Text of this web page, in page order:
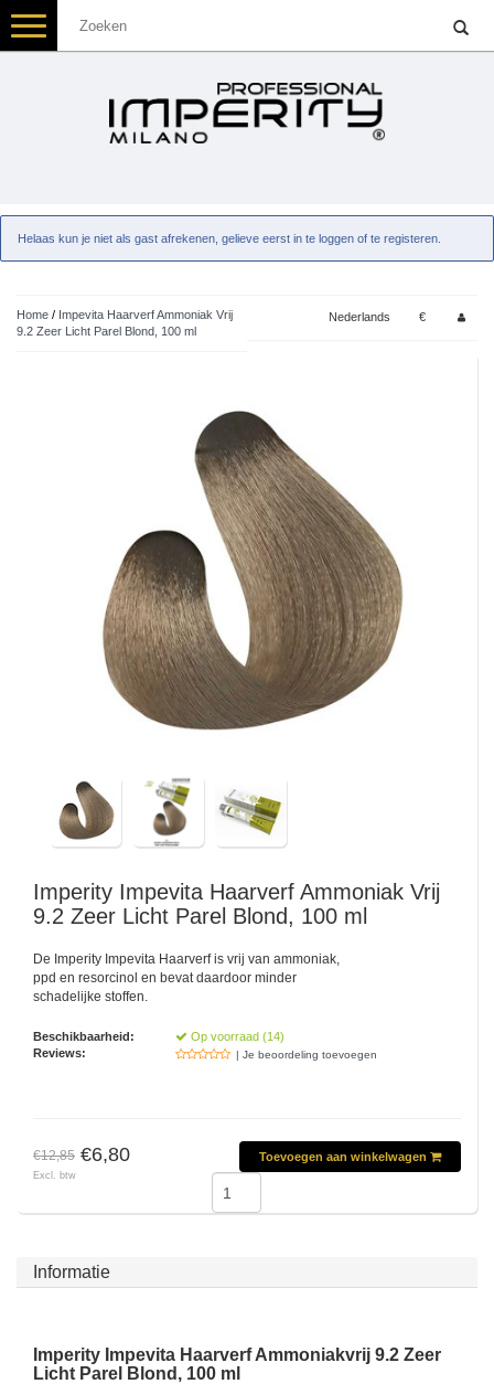
Toggle
navigation
Helaas kun je niet als gast afrekenen, gelieve eerst in te loggen of te registeren.
Home / Impevita Haarverf Ammoniak Vrij
9.2 Zeer Licht Parel Blond, 100 ml
Nederlands €
Imperity Impevita Haarverf Ammoniak Vrij
9.2 Zeer Licht Parel Blond, 100 ml
De Imperity Impevita Haarverf is vrij van ammoniak,
ppd en resorcinol en bevat daardoor minder
schadelijke stoffen.
Beschikbaarheid:
Op voorraad (14)
Reviews:
| Je beoordeling toevoegen
€12,85 €6,80
Excl. btw
Toevoegen aan winkelwagen
Informatie
Imperity Impevita Haarverf Ammoniakvrij 9.2 Zeer
Licht Parel Blond, 100 ml